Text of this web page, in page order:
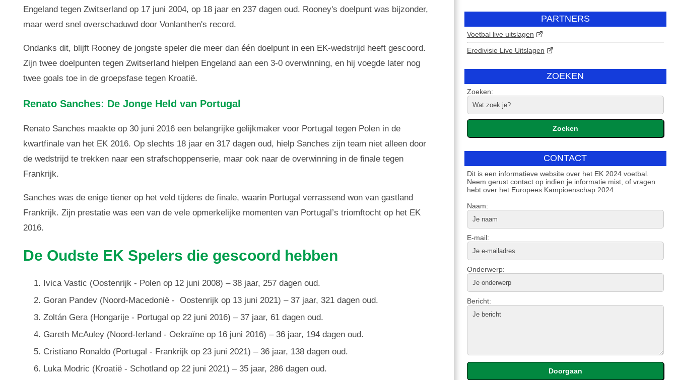
Engeland tegen Zwitserland op 17 juni 2004, op 18 jaar en 237 dagen oud. Rooney's doelpunt was bijzonder,
maar werd snel overschaduwd door Vonlanthen's record.
Ondanks dit, blijft Rooney de jongste speler die meer dan één doelpunt in een EK-wedstrijd heeft gescoord.
Zijn twee doelpunten tegen Zwitserland hielpen Engeland aan een 3-0 overwinning, en hij voegde later nog
twee goals toe in de groepsfase tegen Kroatië.
Renato Sanches: De Jonge Held van Portugal
Renato Sanches maakte op 30 juni 2016 een belangrijke gelijkmaker voor Portugal tegen Polen in de
kwartfinale van het EK 2016. Op slechts 18 jaar en 317 dagen oud, hielp Sanches zijn team niet alleen door
de wedstrijd te trekken naar een strafschoppenserie, maar ook naar de overwinning in de finale tegen
Frankrijk.
Sanches was de enige tiener op het veld tijdens de finale, waarin Portugal verrassend won van gastland
Frankrijk. Zijn prestatie was een van de vele opmerkelijke momenten van Portugal’s triomftocht op het EK
2016.
De Oudste EK Spelers die gescoord hebben
Ivica Vastic (Oostenrijk - Polen op 12 juni 2008) – 38 jaar, 257 dagen oud.
Goran Pandev (Noord-Macedonië - Oostenrijk op 13 juni 2021) – 37 jaar, 321 dagen oud.
Zoltán Gera (Hongarije - Portugal op 22 juni 2016) – 37 jaar, 61 dagen oud.
Gareth McAuley (Noord-Ierland - Oekraïne op 16 juni 2016) – 36 jaar, 194 dagen oud.
Cristiano Ronaldo (Portugal - Frankrijk op 23 juni 2021) – 36 jaar, 138 dagen oud.
Luka Modric (Kroatië - Schotland op 22 juni 2021) – 35 jaar, 286 dagen oud.
PARTNERS
Voetbal live uitslagen
Eredivisie Live Uitslagen
ZOEKEN
Zoeken:
CONTACT
Dit is een informatieve website over het EK 2024 voetbal.
Neem gerust contact op indien je informatie mist, of vragen
hebt over het Europees Kampioenschap 2024.
Naam:
E-mail:
Onderwerp:
Bericht: